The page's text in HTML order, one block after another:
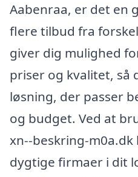
Aabenraa, er det en
flere tilbud fra
giver dig mulighed
priser og kvalitet, så
løsning, der passer
og budget. Ved at
xn--beskring-
dygtige firmaer i dit